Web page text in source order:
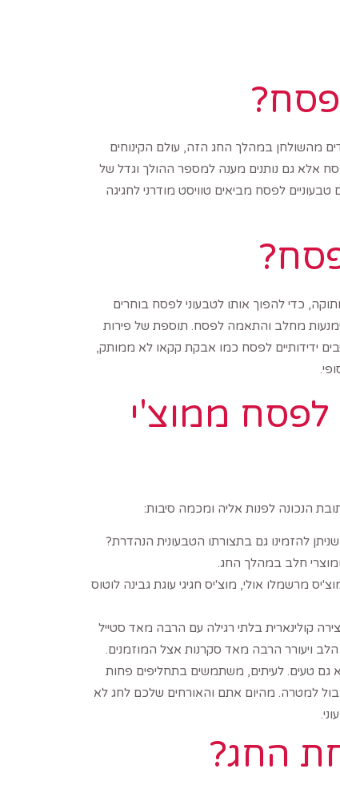
מהשולחן במהלך החג הזה, עולם הקינוחים
פסח אלא גם נותנים מענה למספר ההולך וגדל של
לפסח מביאים טוויסט מודרני לחגיגה
כדי להפוך אותו לטבעוני לפסח בוחרים
מחלב והתאמה לפסח. תוספת של פירות
ידידותיים לפסח כמו אבקת קקאו לא ממותק,
לפסח ממוצ'י
הנכונה לפנות אליה ומכמה סיבות:
להזמינו גם בתצורתו הטבעונית הנהדרת?
חלב במהלך החג.
מרשמלו אולי, מוצ'יס חגיגי עוגת גבינה לוטוס
קולינארית בלתי רגילה עם הרבה מאד סטייל
ויעורר הרבה מאד סקרנות אצל המוזמנים.
טעים. לעיתים, משתמשים בתחליפים פחות
בול למטרה. מהיום אתם והאורחים שלכם לחג לא
החג?